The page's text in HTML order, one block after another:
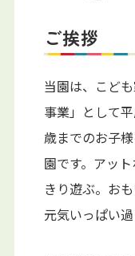
ご挨拶
当園は、こど
事業」として
歳までのお子
園です。アッ
きり遊ぶ。お
元気いっぱい過